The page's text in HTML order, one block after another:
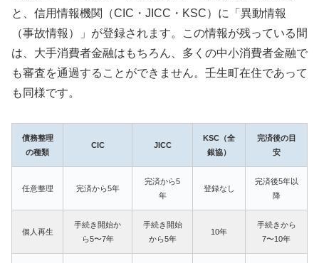
と、信用情報機関（CIC・JICC・KSC）に「異動情報
（事故情報）」が登録されます。この情報が残っている間
は、大手消費者金融はもちろん、多くの中小消費者金融で
も審査を通過することができません。壬生町在住であって
も同様です。
債務整理
の種類
CIC JICC
KSC（全
銀協）
完済後の目
安
任意整理 完済から5年
完済から5
年
登録なし
完済後5年以
降
個人再生
手続き開始か
ら5〜7年
手続き開始
から5年
10年
手続きから
7〜10年